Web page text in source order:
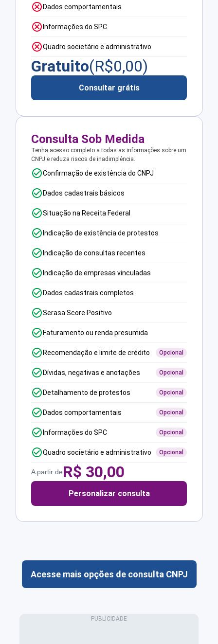
Dados comportamentais
Informações do SPC
Quadro societário e administrativo
Gratuito(R$0,00)
Consultar grátis
Consulta Sob Medida
Tenha acesso completo a todas as informações sobre um
CNPJ e reduza riscos de inadimplência.
Confirmação de existência do CNPJ
Dados cadastrais básicos
Situação na Receita Federal
Indicação de existência de protestos
Indicação de consultas recentes
Indicação de empresas vinculadas
Dados cadastrais completos
Serasa Score Positivo
Faturamento ou renda presumida
Recomendação e limite de crédito Opcional
Dívidas, negativas e anotações Opcional
Detalhamento de protestos Opcional
Dados comportamentais Opcional
Informações do SPC Opcional
Quadro societário e administrativo Opcional
A partir deR$ 30,00
Personalizar consulta
Acesse mais opções de consulta CNPJ